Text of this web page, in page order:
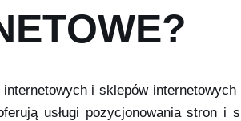
i sklepów
usługi pozycjonowania stron